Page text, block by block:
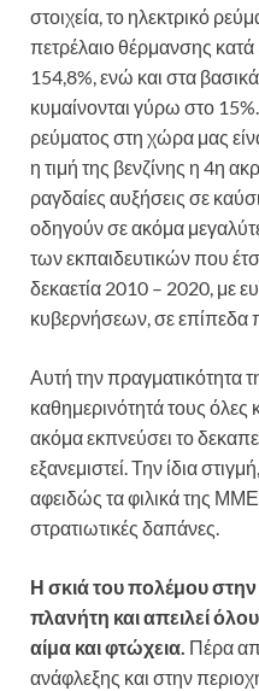
στοιχεία, το ηλεκτρικό
πετρέλαιο θέρμανσης κατά
154,8%, ενώ και στα
κυμαίνονται γύρω στο
ρεύματος στη χώρα μας
η τιμή της βενζίνης η 4η
ραγδαίες αυξήσεις σε
οδηγούν σε ακόμα
των εκπαιδευτικών που
δεκαετία 2010 – 2020, με
κυβερνήσεων, σε επίπεδα
Αυτή την πραγματικότητα
καθημερινότητά τους όλες
ακόμα εκπνεύσει το
εξανεμιστεί. Την ίδια
αφειδώς τα φιλικά της ΜΜΕ
στρατιωτικές δαπάνες.
Η σκιά του πολέμου
πλανήτη και απειλεί
αίμα και φτώχεια. Πέρα
ανάφλεξης και στην